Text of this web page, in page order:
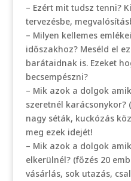
– Ezért mit tudsz tenni?
tervezésbe,
– Milyen kellemes
időszakhoz? Meséld el
barátaidnak is. Ezeket
becsempészni?
– Mik azok a dolgok
szeretnél
nagy séták, kuckózás
meg ezek idejét!
– Mik azok a dolgok
elkerülnél? (főzés 20
vásárlás, sok utazás,